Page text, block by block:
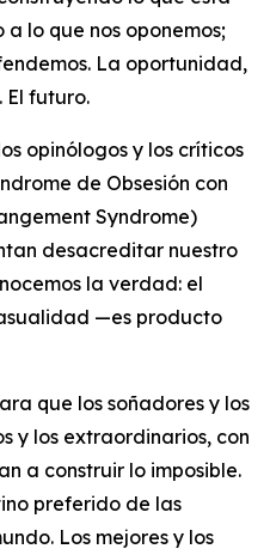
lo que nos oponemos;
La oportunidad,
futuro.
opinólogos y los críticos
de Obsesión con
Syndrome)
desacreditar nuestro
la verdad: el
—es producto
que los soñadores y los
y los extraordinarios, con
a construir lo imposible.
preferido de las
Los mejores y los